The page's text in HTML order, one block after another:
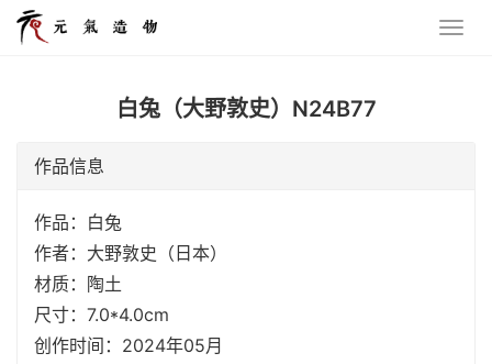
白兔（大野敦史）N24B77
作品信息
作品：白兔
作者：大野敦史（日本）
材质：陶土
尺寸：7.0*4.0cm
创作时间：2024年05月